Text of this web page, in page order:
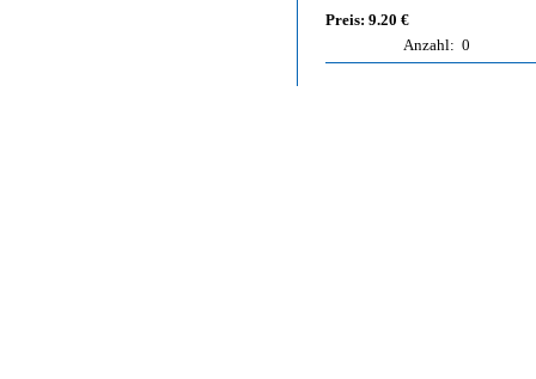
Preis: 9.20 €
Anzahl: 0